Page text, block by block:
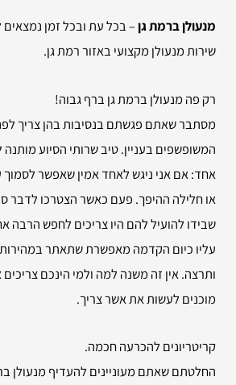
מנעולן ברמת גן– בכל עת ובכל זמן
שירות מנעולן מקצועי באזור רמת גן.
רק פה מנעולן ברמת גן ברף גבוה!
מסתבר שאתם פגשתם בנסיבות בהן צריך
המשופשפים בעניין. טיב שרותי הסיוע מותנה
אחד: אם אני ניגש לאחד אמין שאפשר לסמוך
או חלילה ההיפך. פעם כאשר הצטרכו לדבר
שבידו להועיל להם היו צריכים לחפש הרבה
עליו כיום הקדמה מאפשרת שתאתר
ותרצה. אין זה משנה למה ולמי הינכם
מוכנים לעשות את אשר צריך.
קריטריונים להכרעה חכמה.
החלטתם שאתם מעוניינים להעדיף מנעולן